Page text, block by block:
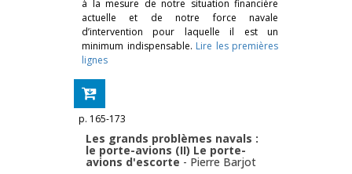
à la mesure de notre situation financière
actuelle et de notre force navale
d’intervention pour laquelle il est un
minimum indispensable. Lire les premières
lignes
p. 165-173
Les grands problèmes navals :
le porte-avions (II) Le porte-
avions d'escorte - Pierre Barjot